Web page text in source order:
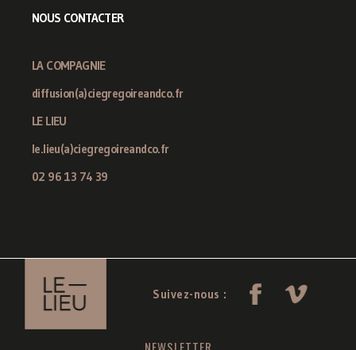
NOUS CONTACTER
LA COMPAGNIE
diffusion(a)ciegregoireandco.fr
LE LIEU
le.lieu(a)ciegregoireandco.fr
02 96 13 74 39
Suivez-nous :